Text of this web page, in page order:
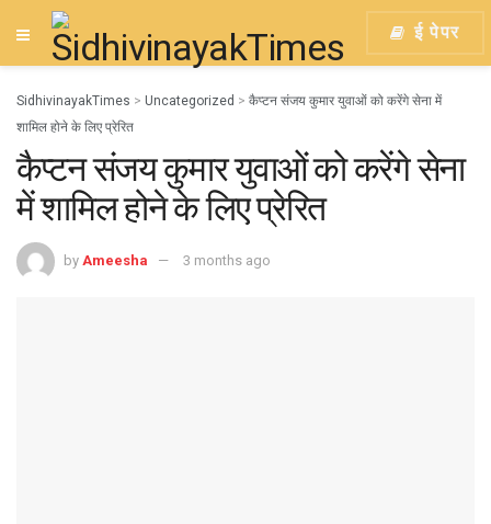
ई पेपर
SidhivinayakTimes > Uncategorized > कैप्टन संजय कुमार युवाओं को करेंगे सेना में
शामिल होने के लिए प्रेरित
कैप्टन संजय कुमार युवाओं को करेंगे सेना
में शामिल होने के लिए प्रेरित
by Ameesha 3 months ago